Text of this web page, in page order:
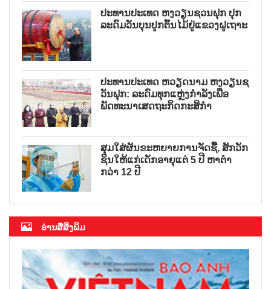
ປະທານປະເທດ ຫງວຽນຊວນຟຸກ ປຸກ
ລະດົມວັນບຸນປູກຕົ້ນໄມ້ຢູ່ແຂວງຝູເຖາະ
ປະທານປະເທດ ຫວຽດນາມ ຫງວຽນຊ
ວັນຟຸກ: ລະດົມທຸກແຫຼ່ງກຳລັງເພື່ອ
ພັດທະນາເສດຖະກິດກະສິກຳ
ສຸມໃສ່ຜັນຂະຫຍາຍການຈັດຊື້, ສັກວັກ
ຊິນໃຫ້ແກ່ເດັກອາຍຸແຕ່ 5 ປີ ຫາຕ່ຳ
ກວ່າ 12 ປີ
ອ່ານສື່ສິ່ງພິມ